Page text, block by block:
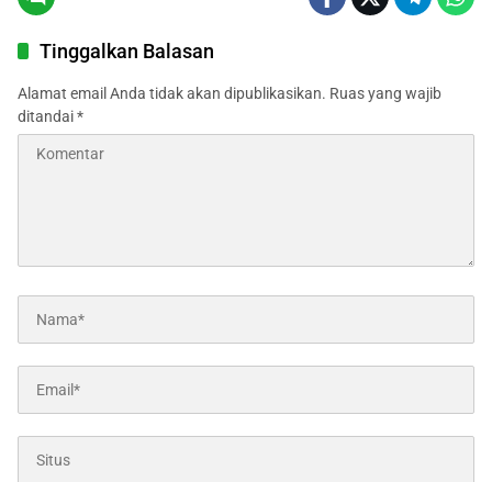
Tinggalkan Balasan
Alamat email Anda tidak akan dipublikasikan. Ruas yang wajib
ditandai*